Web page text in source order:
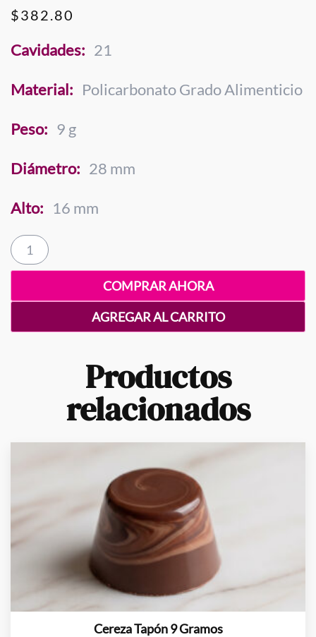
$382.80
Cavidades: 21
Material: Policarbonato Grado Alimenticio
Peso: 9 g
Diámetro: 28 mm
Alto: 16 mm
Cereza
Vértigo
Gramos
AGREGAR AL CARRITO
COMPRAR AHORA
Productos
relacionados
Cereza Tapón 9 Gramos